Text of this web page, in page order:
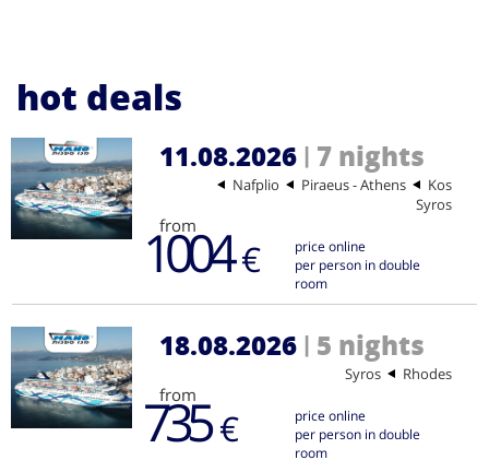
hot deals
11.08.2026 | 7 nights
Kos
Piraeus - Athens
Nafplio
Syros
from
1004€
price online
per person in double
room
18.08.2026 | 5 nights
Rhodes
Syros
from
735€
price online
per person in double
room